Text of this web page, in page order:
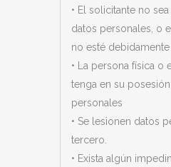
• El solicitante no
datos personales, o
no esté
• La persona física o
tenga en su
personales
• Se lesionen datos
tercero.
• Exista algún